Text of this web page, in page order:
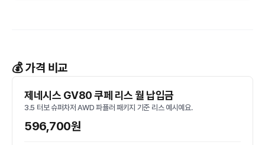
💰 가격 비교
제네시스 GV80 쿠페 리스 월 납입금
3.5 터보 슈퍼차저 AWD 파퓰러 패키지 기준 리스 예시예요.
596,700원